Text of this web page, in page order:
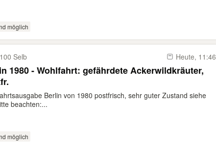
möglich
Selb Heute, 11:46
1980 - Wohlfahrt: gefährdete Ackerwildkräuter,
Berlin von 1980 postfrisch, sehr guter Zustand siehe
beachten:...
möglich